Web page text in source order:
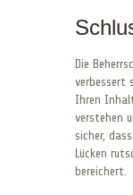
Die
verbessert
Ihren
verstehen
sicher,
Lücken
bereichert.